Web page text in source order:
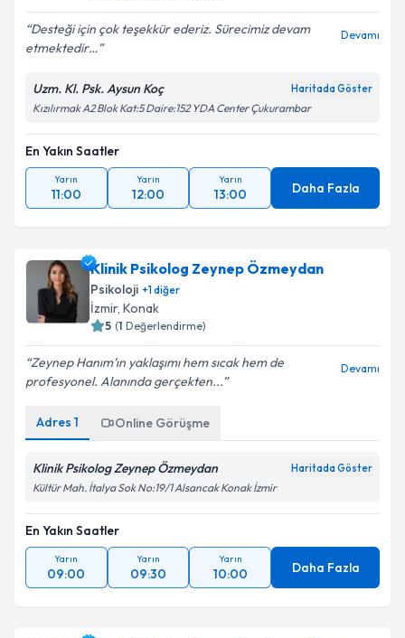
Desteği için çok teşekkür ederiz. Sürecimiz devam
etmektedir…
Devamı
Uzm. Kl. Psk. Aysun Koç Haritada Göster
Kızılırmak A2 Blok Kat:5 Daire:152 YDA Center Çukurambar
En Yakın Saatler
Yarın
11:00
Yarın
12:00
Yarın
13:00 Daha Fazla
Klinik Psikolog Zeynep Özmeydan
Psikoloji +1diğer
İzmir, Konak
5 (1 Değerlendirme)
Zeynep Hanım’ın yaklaşımı hem sıcak hem de
profesyonel. Alanında gerçekten...
Devamı
Adres 1 Online Görüşme
Klinik Psikolog Zeynep Özmeydan Haritada Göster
Kültür Mah. İtalya Sok No:19/1 Alsancak Konak İzmir
En Yakın Saatler
Yarın
09:00
Yarın
09:30
Yarın
10:00 Daha Fazla